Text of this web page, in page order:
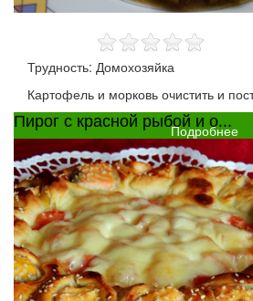
Трудность: Домохозяйка
Картофель и морковь очистить и
Подробнее
Пирог с красной рыбой и о...